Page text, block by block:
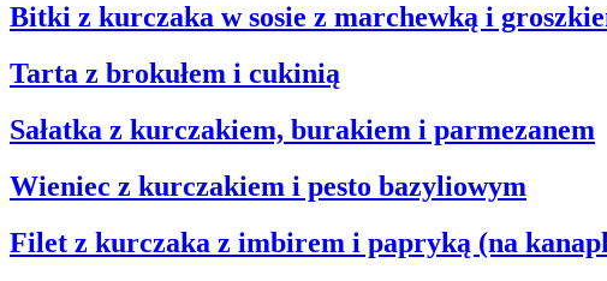
Bitki z kurczaka w sosie z marchewką i
Tarta z brokułem i cukinią
Sałatka z kurczakiem, burakiem i parmezanem
Wieniec z kurczakiem i pesto bazyliowym
Filet z kurczaka z imbirem i papryką (na